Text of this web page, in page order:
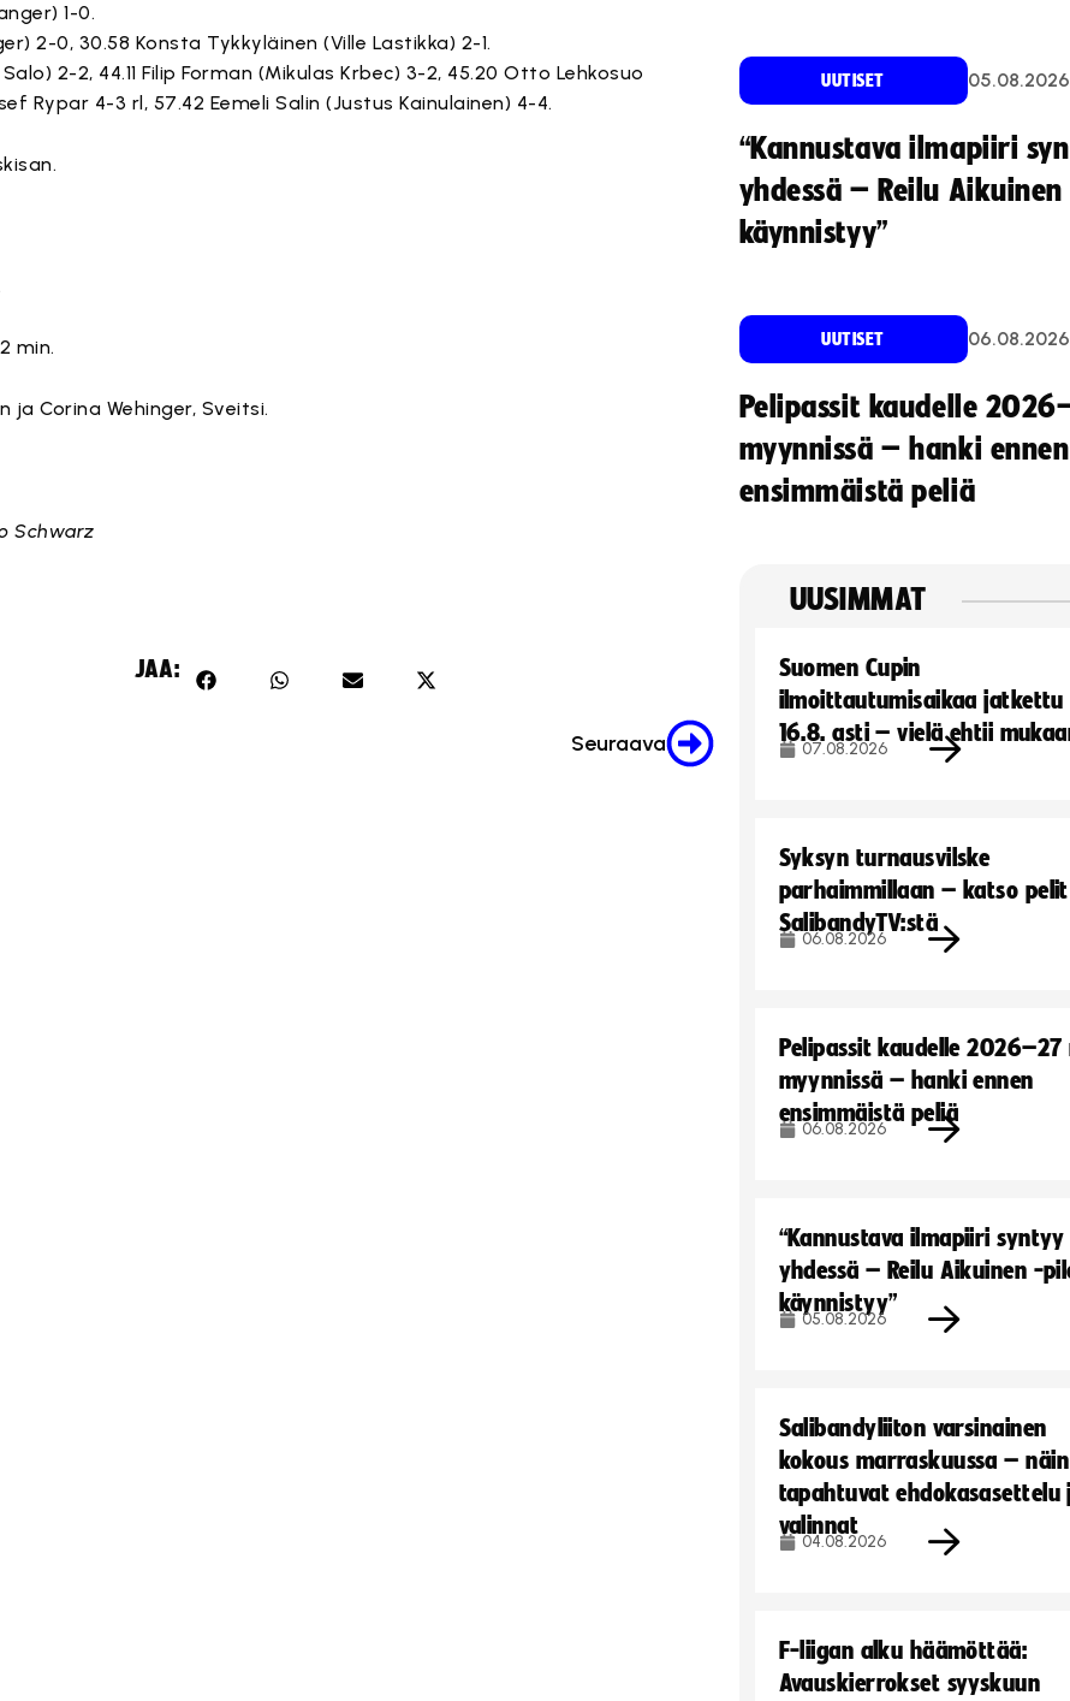
1-0.
2-0, 30.58 Konsta Tykkyläinen (Ville Lastikka) 2-1.
2-2, 44.11 Filip Forman (Mikulas Krbec) 3-2, 45.20 Otto Lehkosuo
Rypar 4-3 rl, 57.42 Eemeli Salin (Justus Kainulainen) 4-4.
min.
Corina Wehinger, Sveitsi.
Schwarz
JAA:
Seuraava
UUTISET 05.08.2026
“Kannustava ilmapiiri
yhdessä – Reilu
käynnistyy”
UUTISET 06.08.2026
Pelipassit kaudelle
myynnissä – hanki ennen
ensimmäistä peliä
UUSIMMAT
Suomen Cupin
ilmoittautumisaikaa jatkettu
16.8. asti – vielä ehtii
07.08.2026
Syksyn turnausvilske
parhaimmillaan – katso pelit
SalibandyTV:stä
06.08.2026
Pelipassit kaudelle
myynnissä – hanki ennen
ensimmäistä peliä
06.08.2026
“Kannustava ilmapiiri syntyy
yhdessä – Reilu Aikuinen -
käynnistyy”
05.08.2026
Salibandyliiton varsinainen
kokous marraskuussa – näin
tapahtuvat ehdokasasettelu
valinnat
04.08.2026
F-liigan alku häämöttää:
Avauskierrokset syyskuun